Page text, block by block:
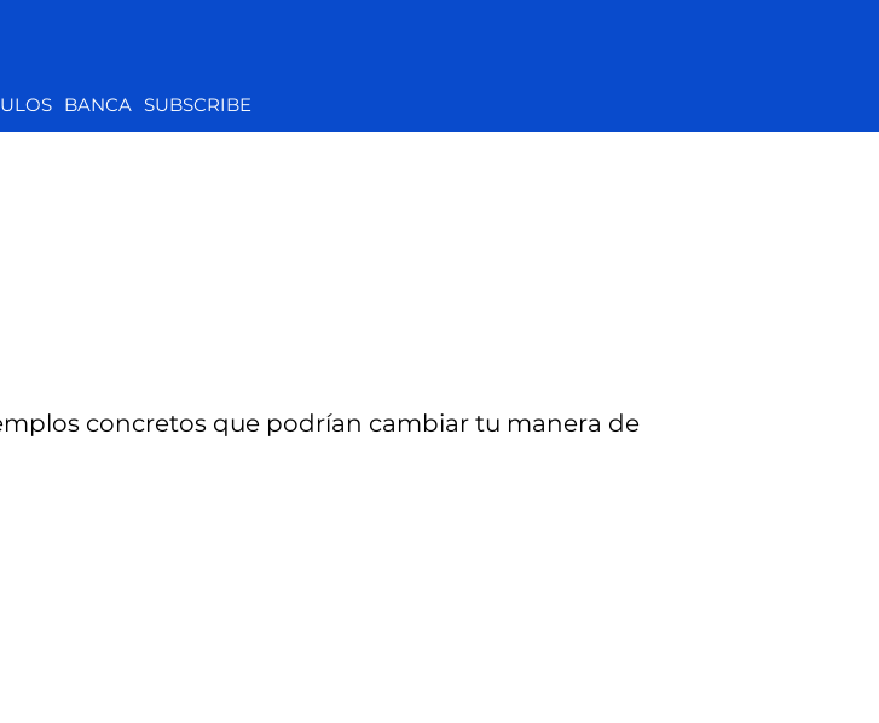
BANCA SUBSCRIBE
concretos que podrían cambiar tu manera de